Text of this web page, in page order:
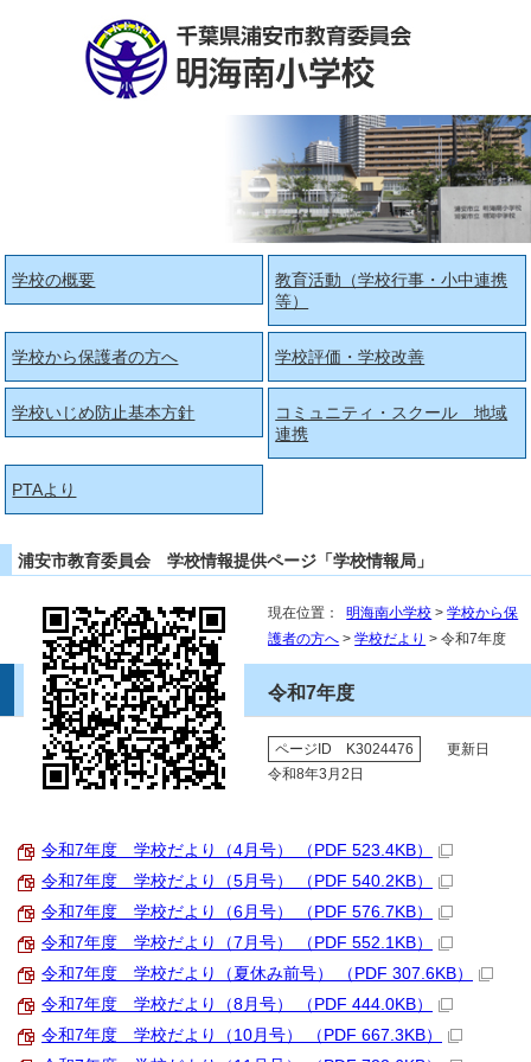
学校の概要
教育活動（学校行事・小中連携
等）
学校から保護者の方へ 学校評価・学校改善
学校いじめ防止基本方針
コミュニティ・スクール 地域
連携
PTAより
浦安市教育委員会 学校情報提供ページ「学校情報局」
現在位置：明海南小学校 >学校から保
護者の方へ >学校だより > 令和7年度
令和7年度
ページID K3024476
更新日
令和8年3月2日
令和7年度 学校だより（4月号） （PDF 523.4KB）
令和7年度 学校だより（5月号） （PDF 540.2KB）
令和7年度 学校だより（6月号） （PDF 576.7KB）
令和7年度 学校だより（7月号） （PDF 552.1KB）
令和7年度 学校だより（夏休み前号） （PDF 307.6KB）
令和7年度 学校だより（8月号） （PDF 444.0KB）
令和7年度 学校だより（10月号） （PDF 667.3KB）